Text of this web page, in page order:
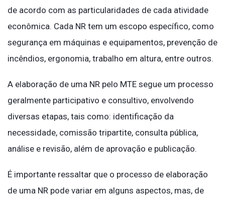
de acordo com as particularidades de cada atividade
econômica. Cada NR tem um escopo específico, como
segurança em máquinas e equipamentos, prevenção de
incêndios, ergonomia, trabalho em altura, entre outros.
A elaboração de uma NR pelo MTE segue um processo
geralmente participativo e consultivo, envolvendo
diversas etapas, tais como: identificação da
necessidade, comissão tripartite, consulta pública,
análise e revisão, além de aprovação e publicação.
É importante ressaltar que o processo de elaboração
de uma NR pode variar em alguns aspectos, mas, de